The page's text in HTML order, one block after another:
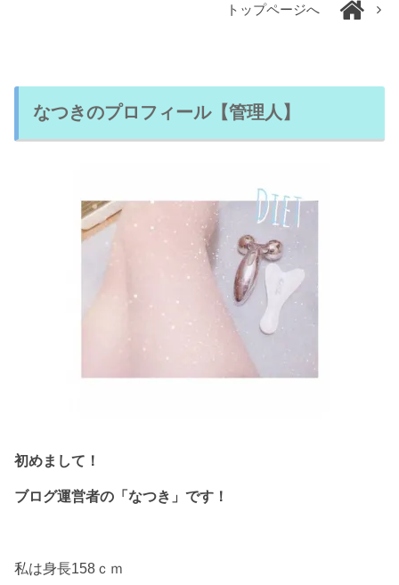
トップページへ
なつきのプロフィール【管理人】
初めまして！
ブログ運営者の「なつき」です！
私は身長158ｃｍ